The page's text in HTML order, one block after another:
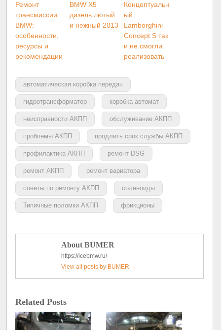
Ремонт
трансмиссии
BMW:
особенности,
ресурсы и
рекомендации
BMW X5
дизель лютый
и нежный 2013
Концептуальн
ый
Lamborghini
Concept S так
и не смогли
реализовать
автоматическая коробка передач
гидротрансформатор коробка автомат
неисправности АКПП обслуживание АКПП
проблемы АКПП продлить срок службы АКПП
профилактика АКПП ремонт DSG
ремонт АКПП ремонт вариатора
советы по ремонту АКПП соленоиды
Типичные поломки АКПП фрикционы
About BUMER
https://icebmw.ru/
View all posts by BUMER →
Related Posts